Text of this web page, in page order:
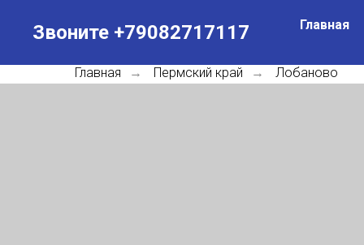
Звоните +79082717117 Главная
Главная → Пермский край → Лобаново